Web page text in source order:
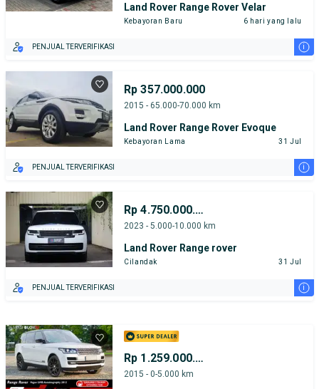
Land Rover Range Rover Velar
Kebayoran Baru 6 hari yang lalu
PENJUAL TERVERIFIKASI i
Rp 357.000.000
2015 - 65.000-70.000 km
Land Rover Range Rover Evoque
Kebayoran Lama 31 Jul
PENJUAL TERVERIFIKASI i
Rp 4.750.000.000
2023 - 5.000-10.000 km
Land Rover Range rover
Cilandak 31 Jul
PENJUAL TERVERIFIKASI i
Rp 1.259.000.000
2015 - 0-5.000 km